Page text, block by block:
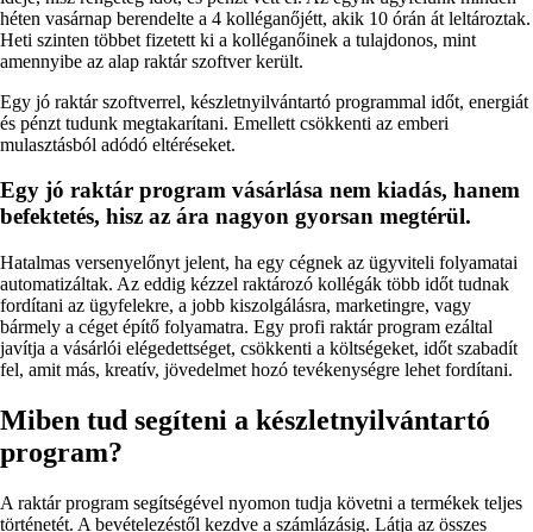
héten vasárnap berendelte a 4 kolléganőjétt, akik 10 órán át leltároztak.
Heti szinten többet fizetett ki a kolléganőinek a tulajdonos, mint
amennyibe az alap raktár szoftver került.
Egy jó raktár szoftverrel, készletnyilvántartó programmal időt, energiát
és pénzt tudunk megtakarítani. Emellett csökkenti az emberi
mulasztásból adódó eltéréseket.
Egy jó raktár program vásárlása nem kiadás, hanem
befektetés, hisz az ára nagyon gyorsan megtérül.
Hatalmas versenyelőnyt jelent, ha egy cégnek az ügyviteli folyamatai
automatizáltak. Az eddig kézzel raktározó kollégák több időt tudnak
fordítani az ügyfelekre, a jobb kiszolgálásra, marketingre, vagy
bármely a céget építő folyamatra. Egy profi raktár program ezáltal
javítja a vásárlói elégedettséget, csökkenti a költségeket, időt szabadít
fel, amit más, kreatív, jövedelmet hozó tevékenységre lehet fordítani.
Miben tud segíteni a készletnyilvántartó
program?
A raktár program segítségével nyomon tudja követni a termékek teljes
történetét. A bevételezéstől kezdve a számlázásig. Látja az összes